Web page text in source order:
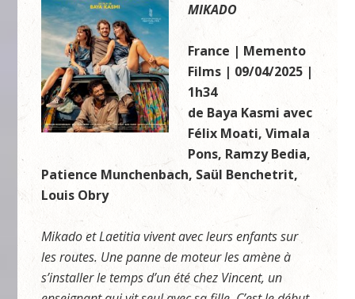
MIKADO
France | Memento
Films | 09/04/2025 |
1h34
de Baya Kasmi avec
Félix Moati, Vimala
Pons, Ramzy Bedia,
Patience Munchenbach, Saül Benchetrit,
Louis Obry
Mikado et Laetitia vivent avec leurs enfants sur
les routes. Une panne de moteur les amène à
s’installer le temps d’un été chez Vincent, un